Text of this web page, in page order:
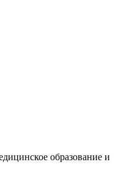
образование и